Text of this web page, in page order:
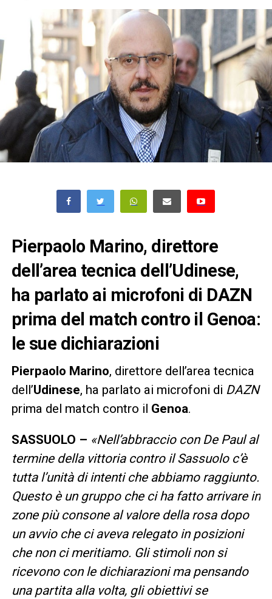
Pierpaolo Marino, direttore
dell’area tecnica dell’Udinese,
ha parlato ai microfoni di DAZN
prima del match contro il Genoa:
le sue dichiarazioni
Pierpaolo Marino, direttore dell’area tecnica
dell’Udinese, ha parlato ai microfoni di DAZN
prima del match contro il Genoa.
SASSUOLO – «Nell’abbraccio con De Paul al
termine della vittoria contro il Sassuolo c’è
tutta l’unità di intenti che abbiamo raggiunto.
Questo è un gruppo che ci ha fatto arrivare in
zone più consone al valore della rosa dopo
un avvio che ci aveva relegato in posizioni
che non ci meritiamo. Gli stimoli non si
ricevono con le dichiarazioni ma pensando
una partita alla volta, gli obiettivi se